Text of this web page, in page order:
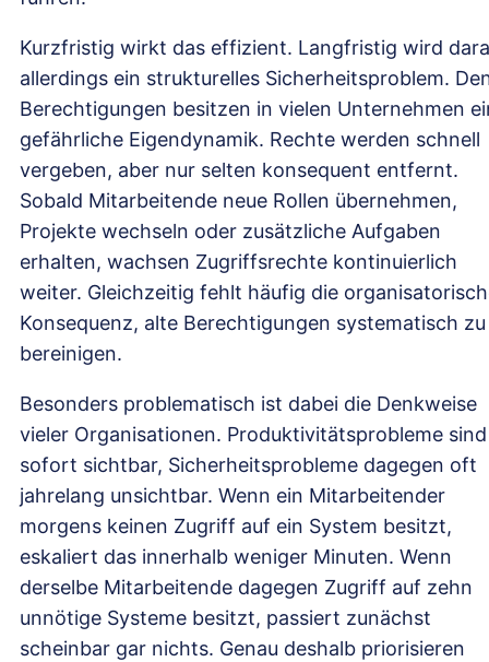
Kurzfristig wirkt das effizient. Langfristig wird
allerdings ein strukturelles Sicherheitsproblem.
Berechtigungen besitzen in vielen Unternehmen
gefährliche Eigendynamik. Rechte werden schnell
vergeben, aber nur selten konsequent entfernt.
Sobald Mitarbeitende neue Rollen übernehmen,
Projekte wechseln oder zusätzliche Aufgaben
erhalten, wachsen Zugriffsrechte kontinuierlich
weiter. Gleichzeitig fehlt häufig die
Konsequenz, alte Berechtigungen systematisch zu
bereinigen.
Besonders problematisch ist dabei die Denkweise
vieler Organisationen. Produktivitätsprobleme sind
sofort sichtbar, Sicherheitsprobleme dagegen oft
jahrelang unsichtbar. Wenn ein Mitarbeitender
morgens keinen Zugriff auf ein System besitzt,
eskaliert das innerhalb weniger Minuten. Wenn
derselbe Mitarbeitende dagegen Zugriff auf zehn
unnötige Systeme besitzt, passiert zunächst
scheinbar gar nichts. Genau deshalb priorisieren